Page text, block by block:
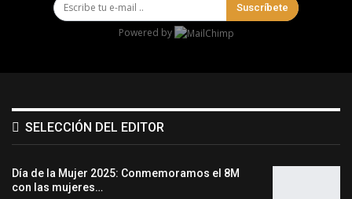
Suscríbete
Powered by
SELECCIÓN DEL EDITOR
Día de la Mujer 2025: Conmemoramos el 8M
con las mujeres…